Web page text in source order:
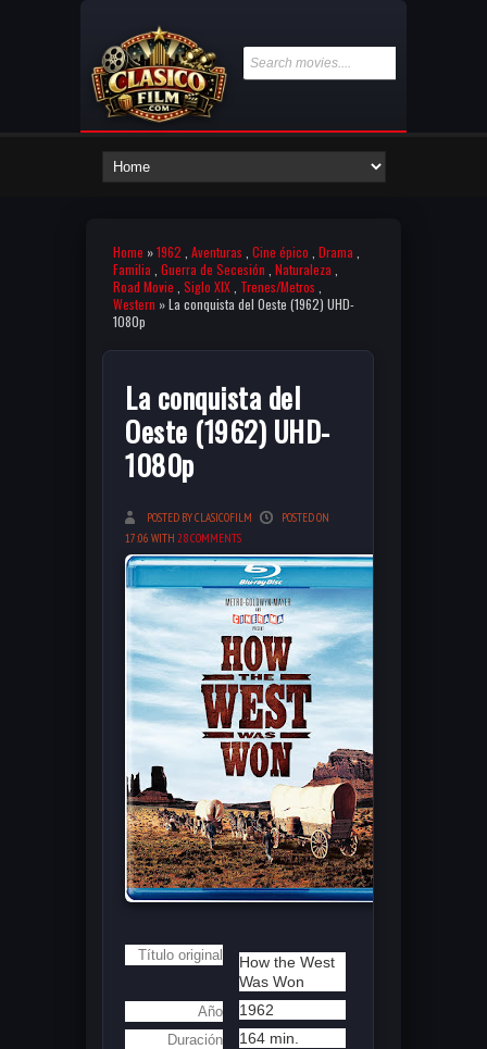
Home »1962 Aventuras Cine épico Drama
Familia Guerra de Secesión Naturaleza
Road Movie Siglo XIX Trenes/Metros
Western » La conquista del Oeste (1962) UHD-
1080p
La conquista del
Oeste (1962) UHD-
1080p
POSTED BY CLASICOFILM
POSTED ON
17:06 WITH 28 COMMENTS
Título original
How the West
Was Won
Año 1962
Duración 164 min.